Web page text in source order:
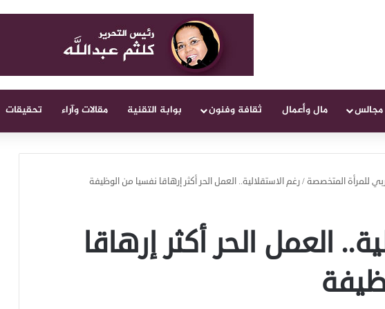
مجالس مال وأعمال ثقافة وفنون بوابة التقنية مقالات وآراء تحقيقات
للمرأة المتخصصة/رغم الاستقلالية.. العمل الحر أكثر إرهاقا نفسيا من الوظيفة
العمل الحر أكثر إرهاقا